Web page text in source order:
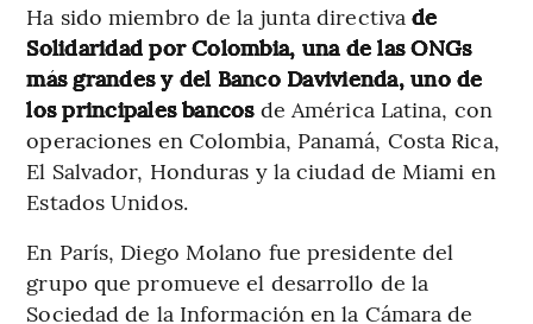
Ha sido miembro de la junta directivade
Solidaridad por Colombia, una de las ONGs
más grandes y del Banco Davivienda, uno de
los principales bancosde América Latina, con
operaciones en Colombia, Panamá, Costa Rica,
El Salvador, Honduras y la ciudad de Miami en
Estados Unidos.
En París, Diego Molano fue presidente del
grupo que promueve el desarrollo de la
Sociedad de la Información en la Cámara de